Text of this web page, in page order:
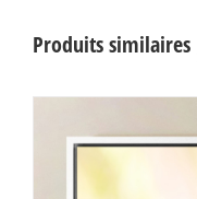
Produits similaires